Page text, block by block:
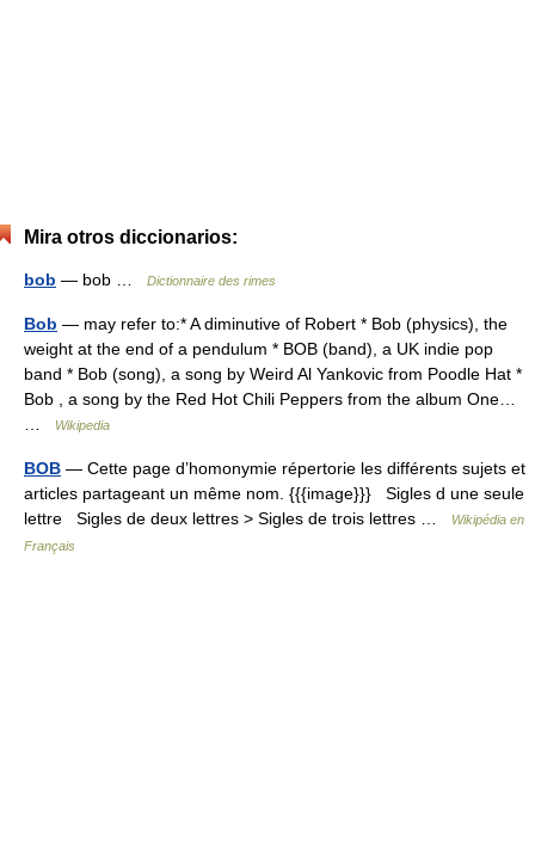
Mira otros diccionarios:
bob — bob … Dictionnaire des rimes
Bob — may refer to:* A diminutive of Robert * Bob (physics), the
weight at the end of a pendulum * BOB (band), a UK indie pop
band * Bob (song), a song by Weird Al Yankovic from Poodle Hat *
Bob , a song by the Red Hot Chili Peppers from the album One…
Wikipedia
BOB — Cette page d’homonymie répertorie les différents sujets et
articles partageant un même nom. {{{image}}} Sigles d une seule
lettre Sigles de deux lettres > Sigles de trois lettres …
Wikipédia en
Français